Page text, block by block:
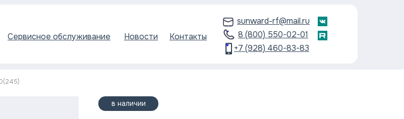
Сервисное обслуживание Новости Контакты
sunward-rf@mail.ru
8 (800) 550-02-01
+7 (928) 460-83-83
в наличии